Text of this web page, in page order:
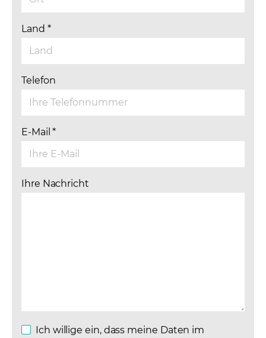
Land *
Telefon
E-Mail*
Ihre Nachricht
Ich willige ein, dass meine Daten im